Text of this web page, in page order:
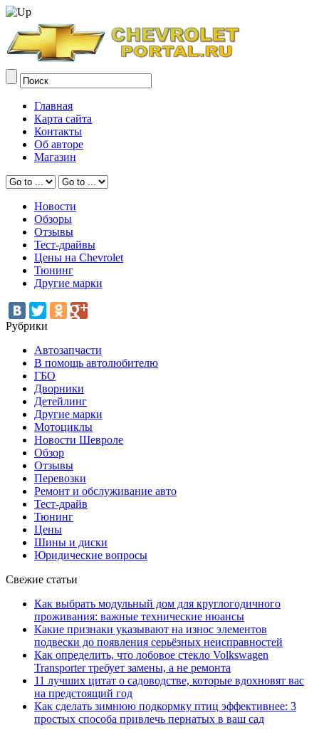
Главная
Карта сайта
Контакты
Об авторе
Магазин
Новости
Обзоры
Отзывы
Тест-драйвы
Цены на Chevrolet
Тюнинг
Другие марки
Рубрики
Автозапчасти
В помощь автолюбителю
ГБО
Дворники
Детейлинг
Другие марки
Мотоциклы
Новости Шевроле
Обзор
Отзывы
Перевозки
Ремонт и обслуживание авто
Тест-драйв
Тюнинг
Цены
Шины и диски
Юридические вопросы
Свежие статьи
Как выбрать модульный дом для круглогодичного
проживания: важные технические нюансы
Какие признаки указывают на износ элементов
подвески до появления серьёзных неисправностей
Как определить, что лобовое стекло Volkswagen
Transporter требует замены, а не ремонта
11 лучших цитат о садоводстве, которые вдохновят вас
на предстоящий год
Как сделать зимнюю подкормку птиц эффективнее: 3
простых способа привлечь пернатых в ваш сад